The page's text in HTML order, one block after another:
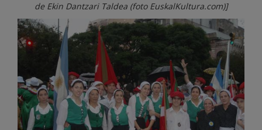
de Ekin Dantzari Taldea (foto EuskalKultura.com)]